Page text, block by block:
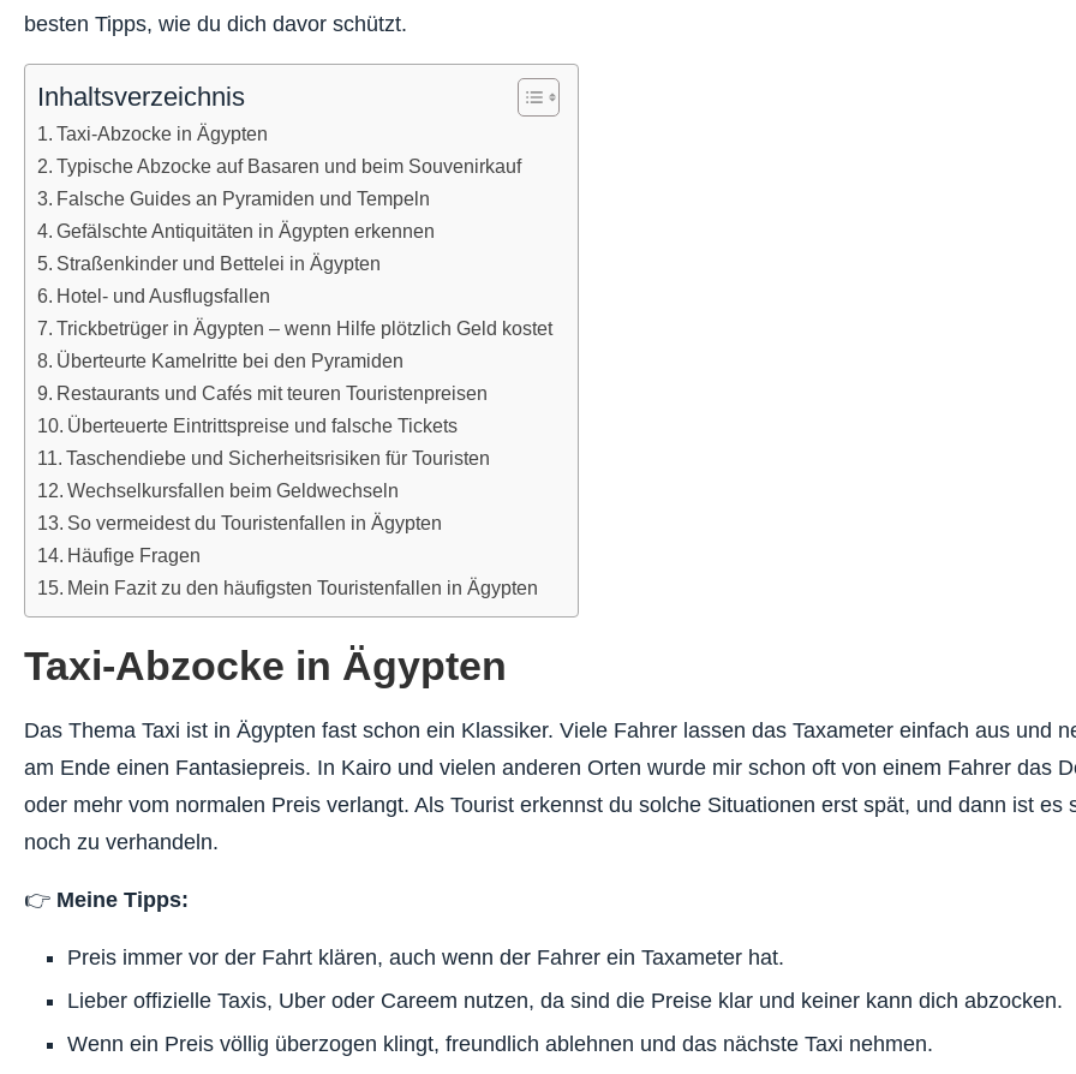
besten Tipps, wie du dich davor schützt.
Inhaltsverzeichnis
Taxi-Abzocke in Ägypten
Typische Abzocke auf Basaren und beim Souvenirkauf
Falsche Guides an Pyramiden und Tempeln
Gefälschte Antiquitäten in Ägypten erkennen
Straßenkinder und Bettelei in Ägypten
Hotel- und Ausflugsfallen
Trickbetrüger in Ägypten – wenn Hilfe plötzlich Geld kostet
Überteurte Kamelritte bei den Pyramiden
Restaurants und Cafés mit teuren Touristenpreisen
Überteuerte Eintrittspreise und falsche Tickets
Taschendiebe und Sicherheitsrisiken für Touristen
Wechselkursfallen beim Geldwechseln
So vermeidest du Touristenfallen in Ägypten
Häufige Fragen
Mein Fazit zu den häufigsten Touristenfallen in Ägypten
Taxi-Abzocke in Ägypten
Das Thema Taxi ist in Ägypten fast schon ein Klassiker. Viele Fahrer lassen das Taxameter einfach aus und
am Ende einen Fantasiepreis. In Kairo und vielen anderen Orten wurde mir schon oft von einem Fahrer das
oder mehr vom normalen Preis verlangt. Als Tourist erkennst du solche Situationen erst spät, und dann ist es
noch zu verhandeln.
👉 Meine Tipps:
Preis immer vor der Fahrt klären, auch wenn der Fahrer ein Taxameter hat.
Lieber offizielle Taxis, Uber oder Careem nutzen, da sind die Preise klar und keiner kann dich abzocken.
Wenn ein Preis völlig überzogen klingt, freundlich ablehnen und das nächste Taxi nehmen.